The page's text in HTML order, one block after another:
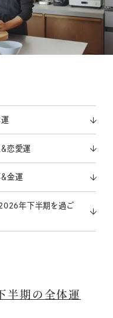
恋愛運
金運
2026年下半期を過ご
半期の全体運